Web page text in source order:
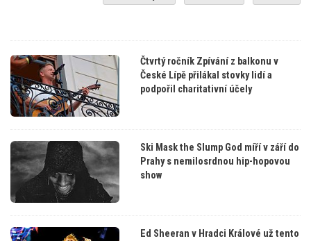
Čtvrtý ročník Zpívání z balkonu v
České Lípě přilákal stovky lidí a
podpořil charitativní účely
Ski Mask the Slump God míří v září do
Prahy s nemilosrdnou hip-hopovou
show
Ed Sheeran v Hradci Králové už tento